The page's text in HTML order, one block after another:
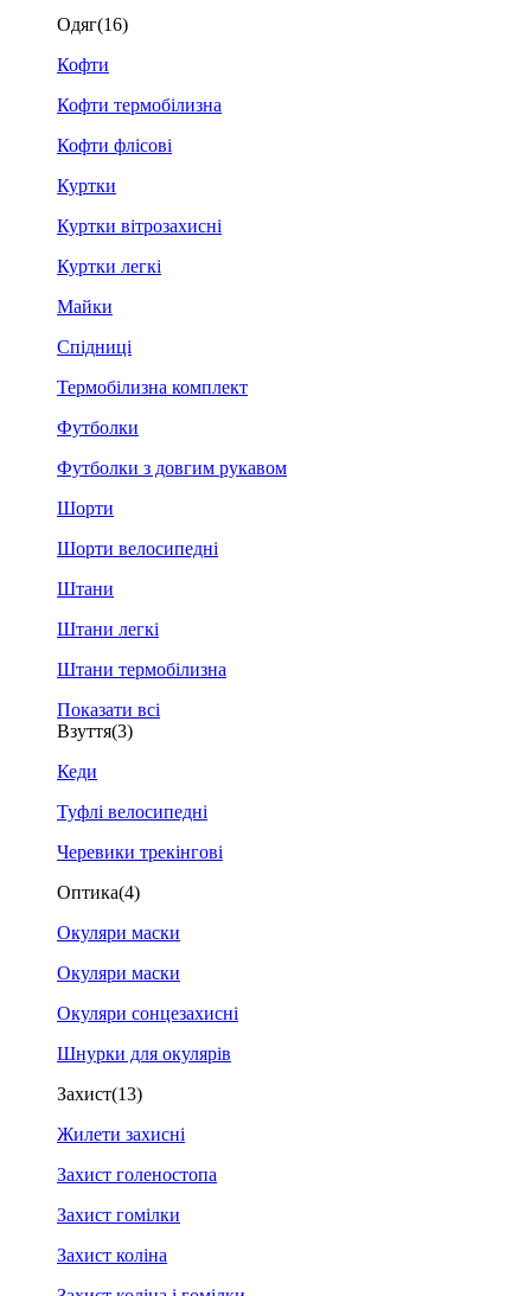
Одяг(16)
Кофти
Кофти термобілизна
Кофти флісові
Куртки
Куртки вітрозахисні
Куртки легкі
Майки
Спідниці
Термобілизна комплект
Футболки
Футболки з довгим рукавом
Шорти
Шорти велосипедні
Штани
Штани легкі
Штани термобілизна
Показати всі
Взуття(3)
Кеди
Туфлі велосипедні
Черевики трекінгові
Оптика(4)
Окуляри маски
Окуляри маски
Окуляри сонцезахисні
Шнурки для окулярів
Захист(13)
Жилети захисні
Захист голеностопа
Захист гомілки
Захист коліна